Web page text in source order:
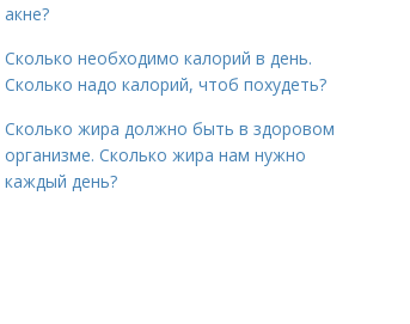
акне?
Сколько необходимо калорий в день.
Сколько надо калорий, чтоб похудеть?
Сколько жира должно быть в здоровом
организме. Сколько жира нам нужно
каждый день?